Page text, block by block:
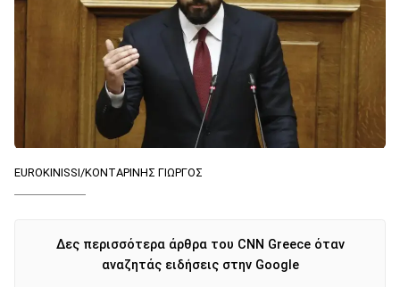
EUROKINISSI/ΚΟΝΤΑΡΙΝΗΣ ΓΙΩΡΓΟΣ
Δες περισσότερα άρθρα του CNN Greece όταν
αναζητάς ειδήσεις στην Google